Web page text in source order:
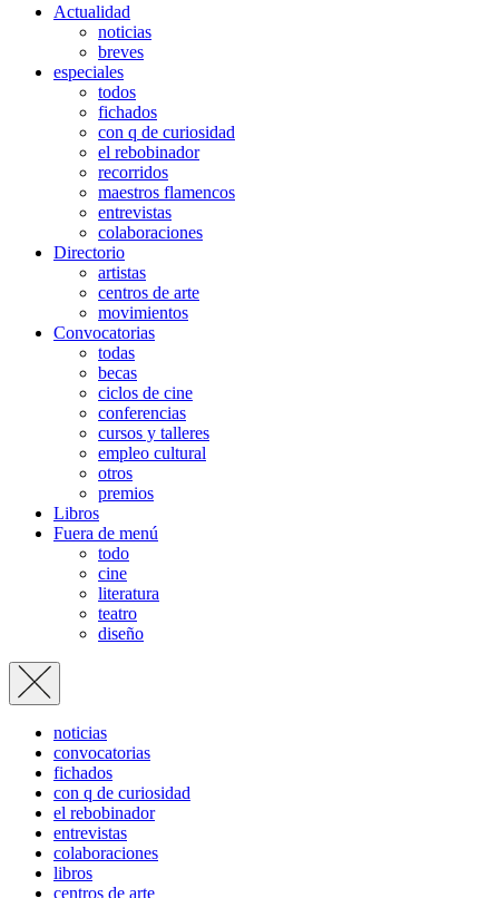
Actualidad
noticias
breves
especiales
todos
fichados
con q de curiosidad
el rebobinador
recorridos
maestros flamencos
entrevistas
colaboraciones
Directorio
artistas
centros de arte
movimientos
Convocatorias
todas
becas
ciclos de cine
conferencias
cursos y talleres
empleo cultural
otros
premios
Libros
Fuera de menú
todo
cine
literatura
teatro
diseño
noticias
convocatorias
fichados
con q de curiosidad
el rebobinador
entrevistas
colaboraciones
libros
centros de arte